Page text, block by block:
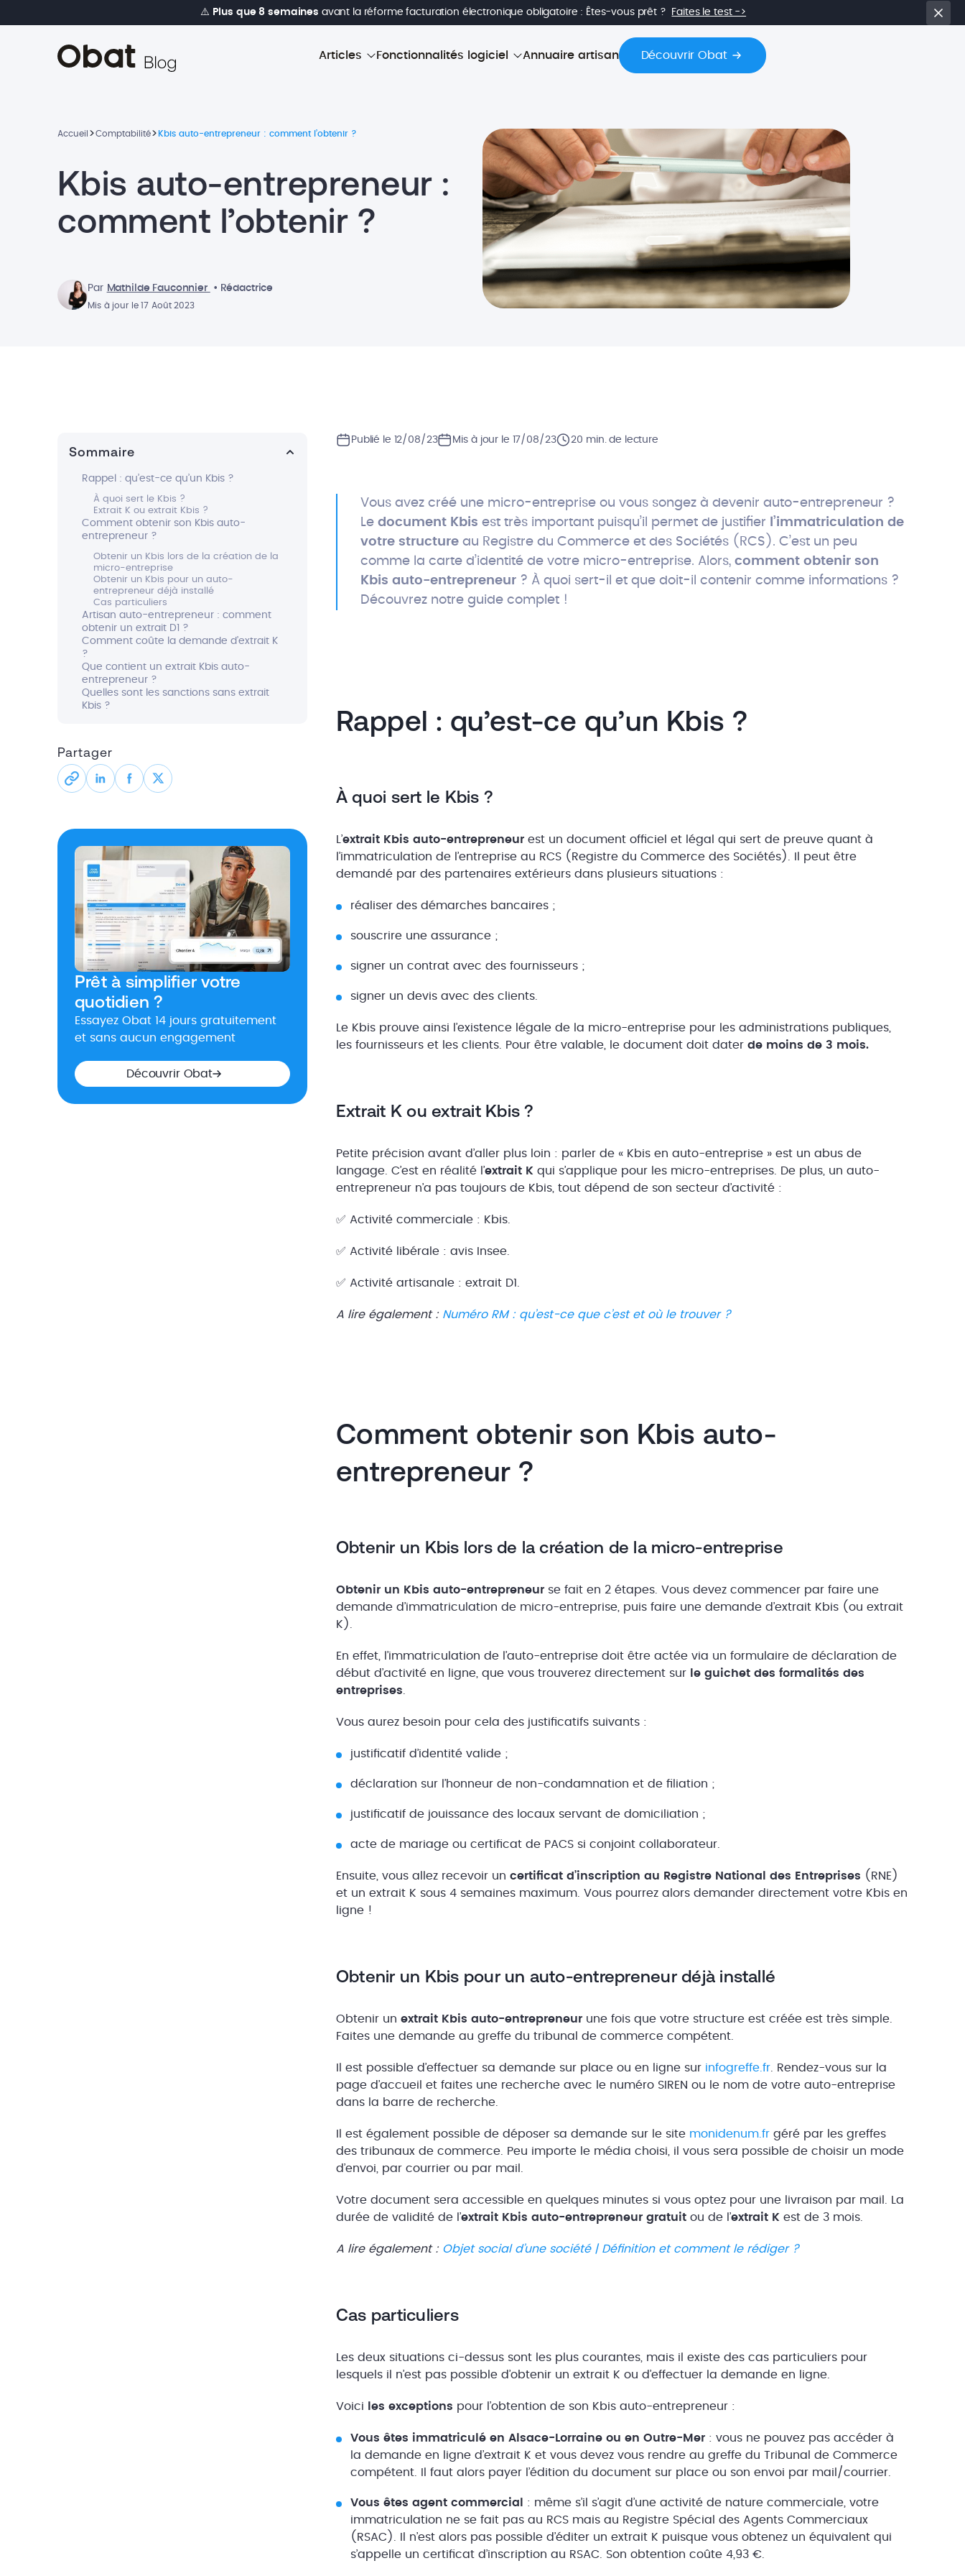
⚠️ Plus que 8 semaines avant la réforme facturation électronique obligatoire : Êtes-vous prêt ? Faites le test ->
Articles Fonctionnalités logiciel Annuaire artisan Découvrir Obat
Accueil >Comptabilité> Kbis auto-entrepreneur : comment l’obtenir ?
Kbis auto-entrepreneur :
comment l’obtenir ?
Par Mathilde Fauconnier • Rédactrice
Mis à jour le 17 Août 2023
Sommaire
Rappel : qu’est-ce qu’un Kbis ?
À quoi sert le Kbis ?
Extrait K ou extrait Kbis ?
Comment obtenir son Kbis auto-
entrepreneur ?
Obtenir un Kbis lors de la création de la
micro-entreprise
Obtenir un Kbis pour un auto-
entrepreneur déjà installé
Cas particuliers
Artisan auto-entrepreneur : comment
obtenir un extrait D1 ?
Comment coûte la demande d’extrait K
?
Que contient un extrait Kbis auto-
entrepreneur ?
Quelles sont les sanctions sans extrait
Kbis ?
Partager
Prêt à simplifier votre
quotidien ?
Essayez Obat 14 jours gratuitement
et sans aucun engagement
Découvrir Obat
Publié le 12/08/23 Mis à jour le 17/08/23 20 min. de lecture
Vous avez créé une micro-entreprise ou vous songez à devenir auto-entrepreneur ?
Le document Kbis est très important puisqu’il permet de justifier
l’immatriculation de
votre structure au Registre du Commerce et des Sociétés (RCS). C’est un peu
comme la carte d’identité de votre micro-entreprise. Alors, comment obtenir son
Kbis auto-entrepreneur ? À quoi sert-il et que doit-il contenir comme informations ?
Découvrez notre guide complet !
Rappel : qu’est-ce qu’un Kbis ?
À quoi sert le Kbis ?
L’extrait Kbis auto-entrepreneur est un document officiel et légal qui sert de preuve quant à
l’immatriculation de l’entreprise au RCS (Registre du Commerce des Sociétés). Il peut être
demandé par des partenaires extérieurs dans plusieurs situations :
réaliser des démarches bancaires ;
souscrire une assurance ;
signer un contrat avec des fournisseurs ;
signer un devis avec des clients.
Le Kbis prouve ainsi l’existence légale de la micro-entreprise pour les administrations publiques,
les fournisseurs et les clients. Pour être valable, le document doit dater de moins de 3 mois.
Extrait K ou extrait Kbis ?
Petite précision avant d’aller plus loin : parler de « Kbis en auto-entreprise » est un abus de
langage. C’est en réalité l’extrait K qui s’applique pour les micro-entreprises. De plus, un auto-
entrepreneur n’a pas toujours de Kbis, tout dépend de son secteur d’activité :
✅ Activité commerciale : Kbis.
✅ Activité libérale : avis Insee.
✅ Activité artisanale : extrait D1.
A lire également : Numéro RM : qu’est-ce que c’est et où le trouver ?
Comment obtenir son Kbis auto-
entrepreneur ?
Obtenir un Kbis lors de la création de la micro-entreprise
Obtenir un Kbis auto-entrepreneur se fait en 2 étapes. Vous devez commencer par faire une
demande d’immatriculation de micro-entreprise, puis faire une demande d’extrait Kbis (ou extrait
K).
En effet, l’immatriculation de l’auto-entreprise doit être actée via un formulaire de déclaration de
début d’activité en ligne, que vous trouverez directement sur
le guichet des formalités des
entreprises
Vous aurez besoin pour cela des justificatifs suivants :
justificatif d’identité valide ;
déclaration sur l’honneur de non-condamnation et de filiation ;
justificatif de jouissance des locaux servant de domiciliation ;
acte de mariage ou certificat de PACS si conjoint collaborateur.
Ensuite, vous allez recevoir un certificat d’inscription au Registre National des Entreprises (RNE)
et un extrait K sous 4 semaines maximum. Vous pourrez alors demander directement votre Kbis en
ligne !
Obtenir un Kbis pour un auto-entrepreneur déjà installé
Obtenir un extrait Kbis auto-entrepreneur une fois que votre structure est créée est très simple.
Faites une demande au greffe du tribunal de commerce compétent.
Il est possible d’effectuer sa demande sur place ou en ligne sur infogreffe.fr . Rendez-vous sur la
page d’accueil et faites une recherche avec le numéro SIREN ou le nom de votre auto-entreprise
dans la barre de recherche.
Il est également possible de déposer sa demande sur le site monidenum.fr géré par les greffes
des tribunaux de commerce. Peu importe le média choisi, il vous sera possible de choisir un mode
d’envoi, par courrier ou par mail.
Votre document sera accessible en quelques minutes si vous optez pour une livraison par mail. La
durée de validité de l’extrait Kbis auto-entrepreneur gratuit ou de l’extrait K est de 3 mois.
A lire également : Objet social d’une société | Définition et comment le rédiger ?
Cas particuliers
Les deux situations ci-dessus sont les plus courantes, mais il existe des cas particuliers pour
lesquels il n’est pas possible d’obtenir un extrait K ou d’effectuer la demande en ligne.
Voici les exceptions pour l’obtention de son Kbis auto-entrepreneur :
Vous êtes immatriculé en Alsace-Lorraine ou en Outre-Mer : vous ne pouvez pas accéder à
la demande en ligne d’extrait K et vous devez vous rendre au greffe du Tribunal de Commerce
compétent. Il faut alors payer l’édition du document sur place ou son envoi par mail/courrier.
Vous êtes agent commercial : même s’il s’agit d’une activité de nature commerciale, votre
immatriculation ne se fait pas au RCS mais au Registre Spécial des Agents Commerciaux
(RSAC). Il n’est alors pas possible d’éditer un extrait K puisque vous obtenez un équivalent qui
s’appelle un certificat d’inscription au RSAC. Son obtention coûte 4,93 €.